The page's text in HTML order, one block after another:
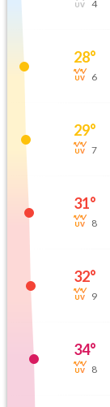
4
28°
6
29°
7
31°
8
32°
9
34°
8